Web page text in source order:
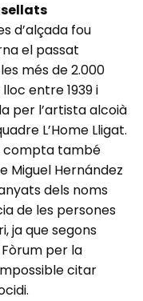
d’alçada fou
el passat
més de 2.000
entre 1939 i
per l’artista alcoià
L’Home Lligat.
compta també
Miguel Hernández
dels noms
de les persones
ja que segons
per la
citar